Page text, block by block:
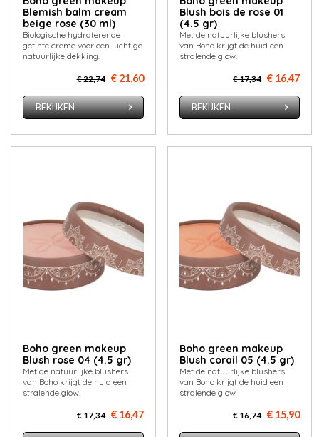
Blemish balm cream
beige rose (30 ml)
Biologische hydraterende
getinte creme voor een luchtige
natuurlijke dekking.
€ 22,74 € 21,60
BEKIJKEN
Blush bois de rose 01
(4.5 gr)
Met de natuurlijke blushers
van Boho krijgt de huid een
stralende glow.
€ 17,34 € 16,47
BEKIJKEN
Boho green makeup
Blush rose 04 (4.5 gr)
Met de natuurlijke blushers
van Boho krijgt de huid een
stralende glow.
€ 17,34 € 16,47
Boho green makeup
Blush corail 05 (4.5 gr)
Met de natuurlijke blushers
van Boho krijgt de huid een
stralende glow
€ 16,74 € 15,90